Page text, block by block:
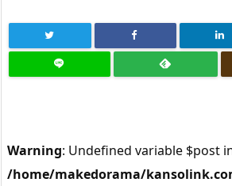
Warning: Undefined variable $post
/home/makedorama/